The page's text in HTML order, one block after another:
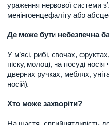
ураження нервової системи
менінгоенцефаліту або
Де може бути небезпечна
У м’ясі, рибі, овочах,
піску, молоці, на посуді
дверних ручках, меблях,
носій).
Хто може захворіти?
На щастя, сприйнятливість